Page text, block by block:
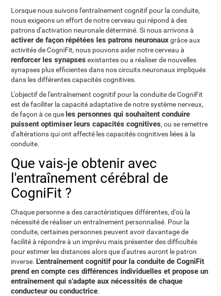
Lorsque nous suivons l'entraînement cognitif pour la conduite,
nous exigeons un effort de notre cerveau qui répond à des
patrons d'activation neuronale déterminé. Si nous arrivons à
activer de façon répétées les patrons neuronauxgrâce aux
activités de CogniFit, nous pouvons aider notre cerveau à
renforcer les synapses existantes ou a réaliser de nouvelles
synapses plus efficientes dans nos circuits neuronaux impliqués
dans les différentes capacités cognitives.
L'objectif de l'entraînement cognitif pour la conduite de CogniFit
est de faciliter la capacité adaptative de notre système nerveux,
de façon à ce que les personnes qui souhaitent conduire
puissent optimiser leurs capacités cognitives, ou se remettre
d'altérations qui ont affecté les capacités cognitives liées à la
conduite.
Que vais-je obtenir avec
l'entraînement cérébral de
CogniFit ?
Chaque personne a des caractéristiques différentes, d'où la
nécessité de réaliser un entraînement personnalisé. Pour la
conduite, certaines personnes peuvent avoir davantage de
facilité à répondre à un imprévu mais présenter des difficultés
pour estimer les distances alors que d'autres auront le patron
inverse. L'entraînement cognitif pour la conduite de CogniFit
prend en compte ces différences individuelles et propose un
entraînement qui s'adapte aux nécessités de chaque
conducteur ou conductrice.